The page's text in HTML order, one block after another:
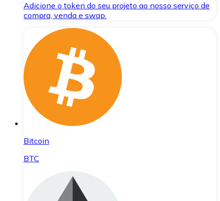
Adicione o token do seu projeto ao nosso serviço de
compra, venda e swap.
Bitcoin
BTC